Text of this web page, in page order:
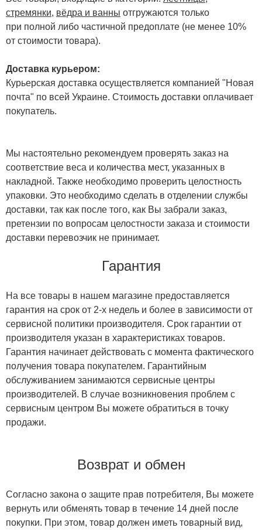
стремянки, вёдра и ванны отгружаются только
при полной либо частичной предоплате (не менее 10%
от стоимости товара).
Доставка курьером:
Курьерская доставка осуществляется компанией "Новая
почта" по всей Украине. Стоимость доставки оплачивает
покупатель.
Мы настоятельно рекомендуем проверять заказ на
соответствие веса и количества мест, указанных в
накладной. Также необходимо проверить целостность
упаковки. Это необходимо сделать в отделении службы
доставки, так как после того, как Вы забрали заказ,
претензии по вопросам целостности заказа и стоимости
доставки перевозчик не принимает.
Гарантия
На все товары в нашем магазине предоставляется
гарантия на срок от 2-х недель и более в зависимости от
сервисной политики производителя. Срок гарантии от
производителя указан в характеристиках товаров.
Гарантия начинает действовать с момента фактического
получения товара покупателем. Гарантийным
обслуживанием занимаются сервисные центры
производителей. В случае возникновения проблем с
сервисным центром Вы можете обратиться в точку
продажи.
Возврат и обмен
Согласно закона о защите прав потребителя, Вы можете
вернуть или обменять товар в течение 14 дней после
покупки. При этом, товар должен иметь товарный вид,